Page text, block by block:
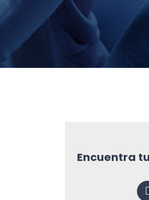
Encuentra